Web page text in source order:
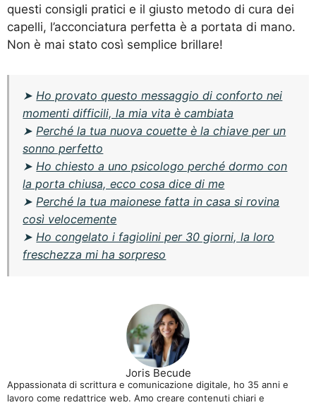
questi consigli pratici e il giusto metodo di cura dei
capelli, l’acconciatura perfetta è a portata di mano.
Non è mai stato così semplice brillare!
➤Ho provato questo messaggio di conforto nei
momenti difficili, la mia vita è cambiata
➤Perché la tua nuova couette è la chiave per un
sonno perfetto
➤Ho chiesto a uno psicologo perché dormo con
la porta chiusa, ecco cosa dice di me
➤Perché la tua maionese fatta in casa si rovina
così velocemente
➤Ho congelato i fagiolini per 30 giorni, la loro
freschezza mi ha sorpreso
Joris Becude
Appassionata di scrittura e comunicazione digitale, ho 35 anni e
lavoro come redattrice web. Amo creare contenuti chiari e